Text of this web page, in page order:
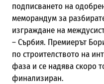
подписването на
меморандум за
изграждане на
– Сърбия. Премиерът
по строителството на
фаза и се надява скоро
финализиран.